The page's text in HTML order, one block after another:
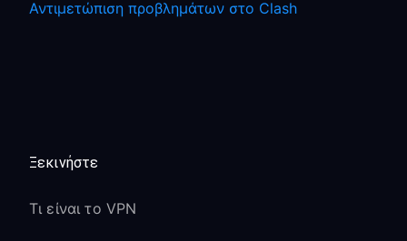
Αντιμετώπιση προβλημάτων στο Clash
Ξεκινήστε
Τι είναι το VPN